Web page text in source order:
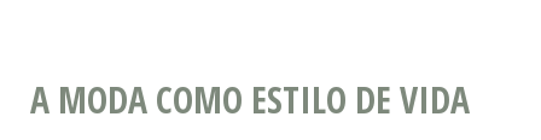
A MODA COMO ESTILO DE VIDA